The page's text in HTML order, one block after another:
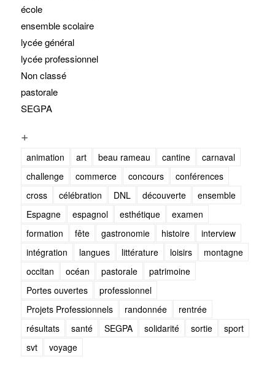
école
ensemble scolaire
lycée général
lycée professionnel
Non classé
pastorale
SEGPA
+
animation art beau rameau cantine
carnaval
challenge
commerce concours
conférences
cross
célébration DNL découverte
ensemble
Espagne
espagnol esthétique
examen
formation
fête gastronomie histoire
interview
intégration
langues littérature loisirs
montagne
occitan
océan pastorale
patrimoine
Portes ouvertes
professionnel
Projets Professionnels
randonnée
rentrée
résultats
santé SEGPA solidarité sortie
sport
svt
voyage